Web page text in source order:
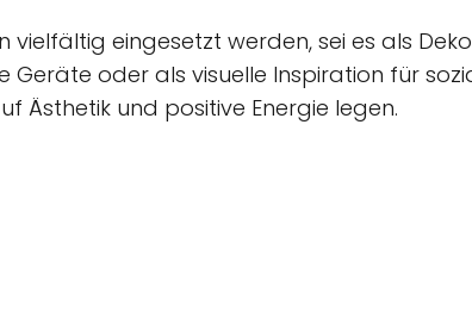
vielfältig eingesetzt werden, sei es als
oder als visuelle Inspiration für
Ästhetik und positive Energie legen.